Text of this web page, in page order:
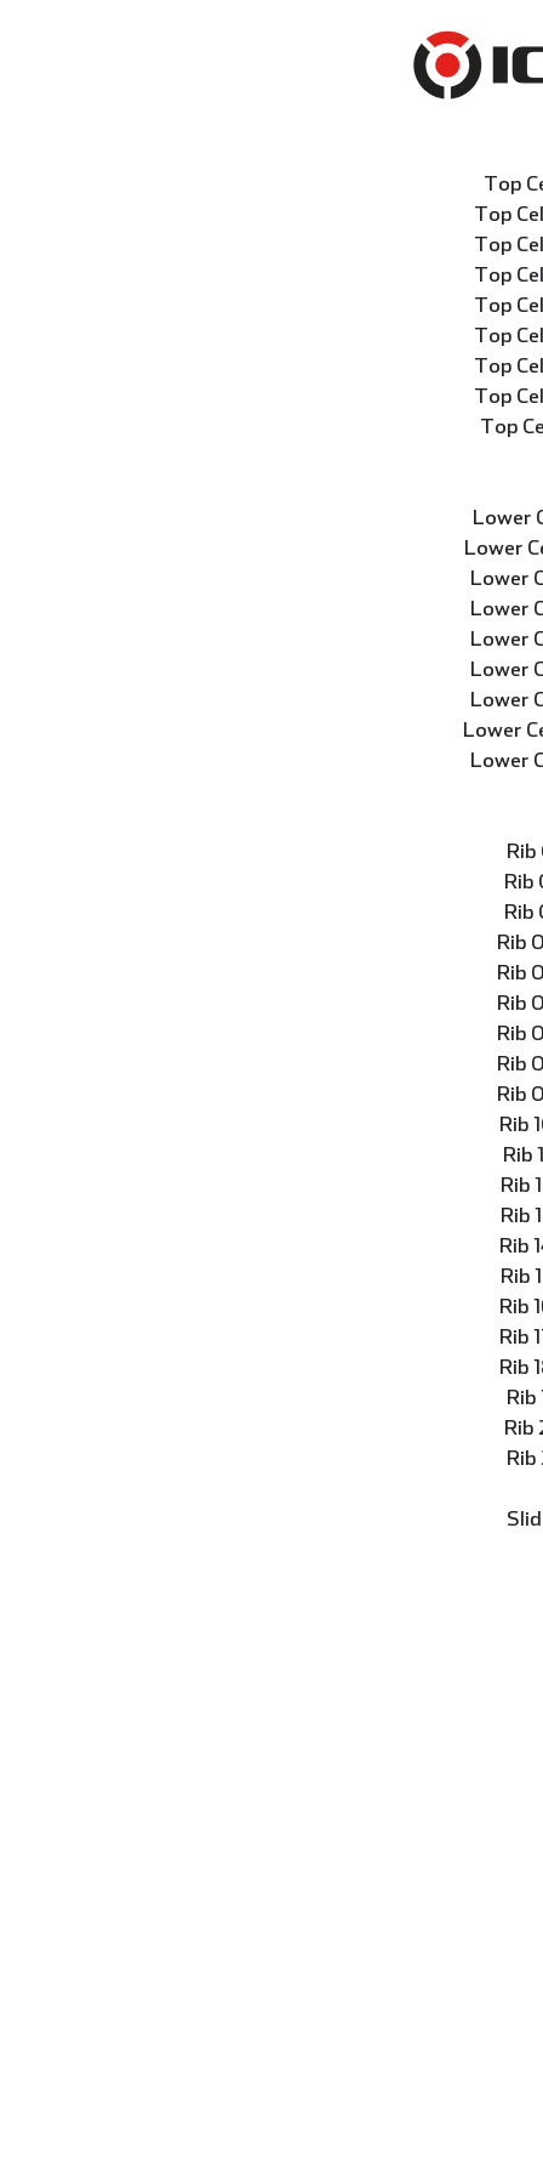
Top
Top
Top
Top
Top
Top
Top
Top
Top
Lower
Lower
Lower
Lower
Lower
Lower
Lower
Lower
Lower
Rib
Rib
Rib
Rib
Rib
Rib
Rib
Rib
Rib
Rib
Rib
Rib
Rib
Rib
Rib
Rib
Rib
Rib
Rib
Rib
Rib